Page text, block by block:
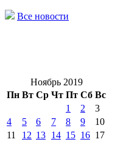
Все новости
Ноябрь 2019
Пн Вт Ср Чт Пт Сб Вс
1 2
3
4
5 6 7 8 9
10
11
12 13 14 15 16 17